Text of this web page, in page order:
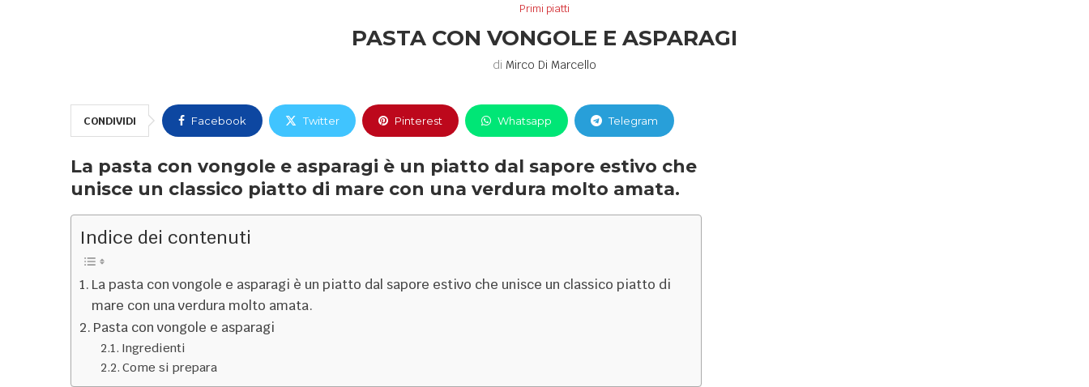
Primi piatti
PASTA CON VONGOLE E ASPARAGI
di Mirco Di Marcello
CONDIVIDI Facebook Twitter Pinterest Whatsapp Telegram
La pasta con vongole e asparagi è un piatto dal sapore estivo che
unisce un classico piatto di mare con una verdura molto amata.
Indice dei contenuti
La pasta con vongole e asparagi è un piatto dal sapore estivo che unisce un classico piatto di
mare con una verdura molto amata.
Pasta con vongole e asparagi
Ingredienti
Come si prepara